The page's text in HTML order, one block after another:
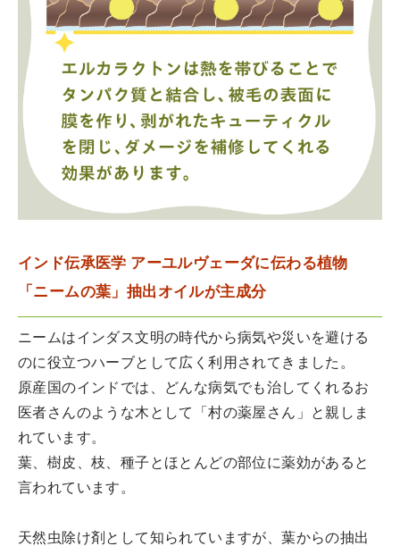
インド伝承医学 アーユルヴェーダに伝わる植物
「ニームの葉」抽出オイルが主成分
ニームはインダス文明の時代から病気や災いを避ける
のに役立つハーブとして広く利用されてきました。
原産国のインドでは、どんな病気でも治してくれるお
医者さんのような木として「村の薬屋さん」と親しま
れています。
葉、樹皮、枝、種子とほとんどの部位に薬効があると
言われています。
天然虫除け剤として知られていますが、葉からの抽出